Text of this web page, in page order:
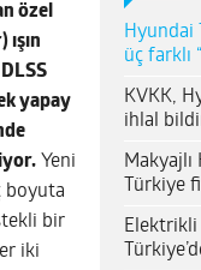
özel
yapay
Yeni
boyuta
bir
iki
Hyundai
üç farklı
KVKK,
ihlal
Makyajlı
Türkiye
Elektrikli